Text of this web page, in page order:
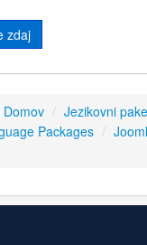
zdaj
Domov / Jezikovni
Packages /